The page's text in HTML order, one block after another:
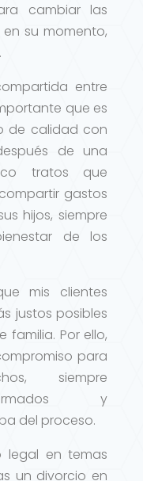
cambiar las
su momento,
entre
que es
de calidad con
de una
tratos que
gastos
hijos, siempre
de los
mis clientes
justos posibles
familia. Por ello,
para
siempre
y
del proceso.
legal en temas
un divorcio en